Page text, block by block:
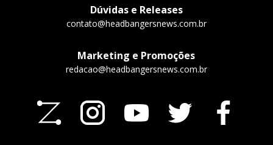
Dúvidas e Releases
contato@headbangersnews.com.br
Marketing e Promoções
redacao@headbangersnews.com.br